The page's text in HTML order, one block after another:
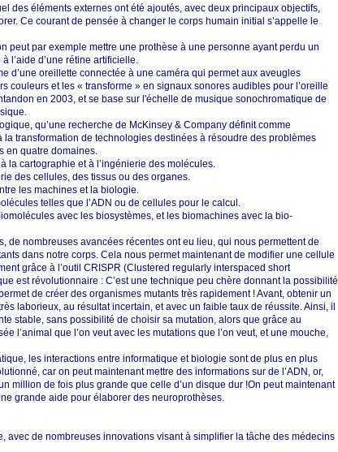
des éléments externes ont été ajoutés, avec deux principaux objectifs,
Ce courant de pensée à changer le corps humain initial s’appelle le
peut par exemple mettre une prothèse à une personne ayant perdu un
l’aide d’une rétine artificielle.
d’une oreillette connectée à une caméra qui permet aux aveugles
couleurs et les « transforme » en signaux sonores audibles pour l’oreille
en 2003, et se base sur l'échelle de musique sonochromatique de
qu’une recherche de McKinsey & Company définit comme
transformation de technologies destinées à résoudre des problèmes
en quatre domaines.
la cartographie et à l’ingénierie des molécules.
des cellules, des tissus ou des organes.
les machines et la biologie.
telles que l’ADN ou de cellules pour le calcul.
avec les biosystèmes, et les biomachines avec la bio-
de nombreuses avancées récentes ont eu lieu, qui nous permettent de
dans notre corps. Cela nous permet maintenant de modifier une cellule
grâce à l’outil CRISPR (Clustered regularly interspaced short
est révolutionnaire : C’est une technique peu chère donnant la possibilité
de créer des organismes mutants très rapidement ! Avant, obtenir un
laborieux, au résultat incertain, et avec un faible taux de réussite. Ainsi, il
stable, sans possibilité de choisir sa mutation, alors que grâce au
l’animal que l’on veut avec les mutations que l’on veut, et une mouche,
les interactions entre informatique et biologie sont de plus en plus
car on peut maintenant mettre des informations sur de l’ADN, or,
million de fois plus grande que celle d’un disque dur !On peut maintenant
grande aide pour élaborer des neuroprothèses.
avec de nombreuses innovations visant à simplifier la tâche des médecins